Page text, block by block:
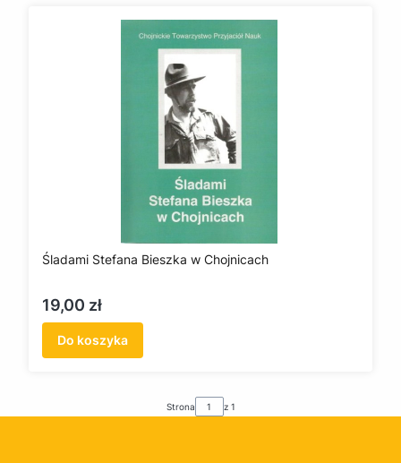
Śladami Stefana Bieszka w Chojnicach
Cena
19,00 zł
Do koszyka
Strona z 1